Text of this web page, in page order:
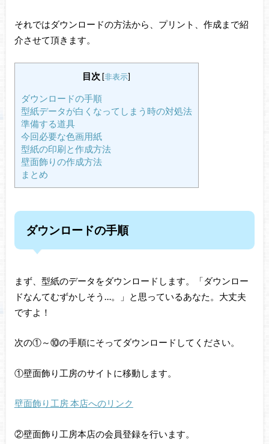
それではダウンロードの方法から、プリント、作成まで紹
介させて頂きます。
目次 [非表示]
ダウンロードの手順
型紙データが白くなってしまう時の対処法
準備する道具
今回必要な色画用紙
型紙の印刷と作成方法
壁面飾りの作成方法
まとめ
ダウンロードの手順
まず、型紙のデータをダウンロードします。「ダウンロー
ドなんてむずかしそう…。」と思っているあなた。大丈夫
ですよ！
次の①～⑩の手順にそってダウンロードしてください。
①壁面飾り工房のサイトに移動します。
壁面飾り工房 本店へのリンク
②壁面飾り工房本店の会員登録を行います。